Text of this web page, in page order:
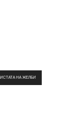
НА ЖЕЛБИ